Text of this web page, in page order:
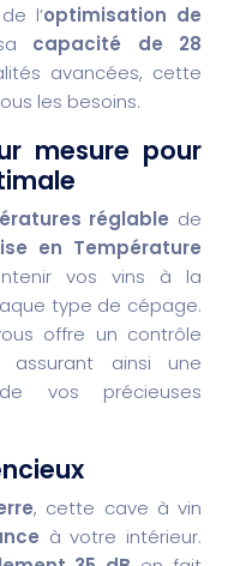
l’optimisation de
capacité de 28
avancées, cette
les besoins.
mesure pour
réglable de
en Température
vos vins à la
type de cépage.
offre un contrôle
ainsi une
vos précieuses
, cette cave à vin
à votre intérieur.